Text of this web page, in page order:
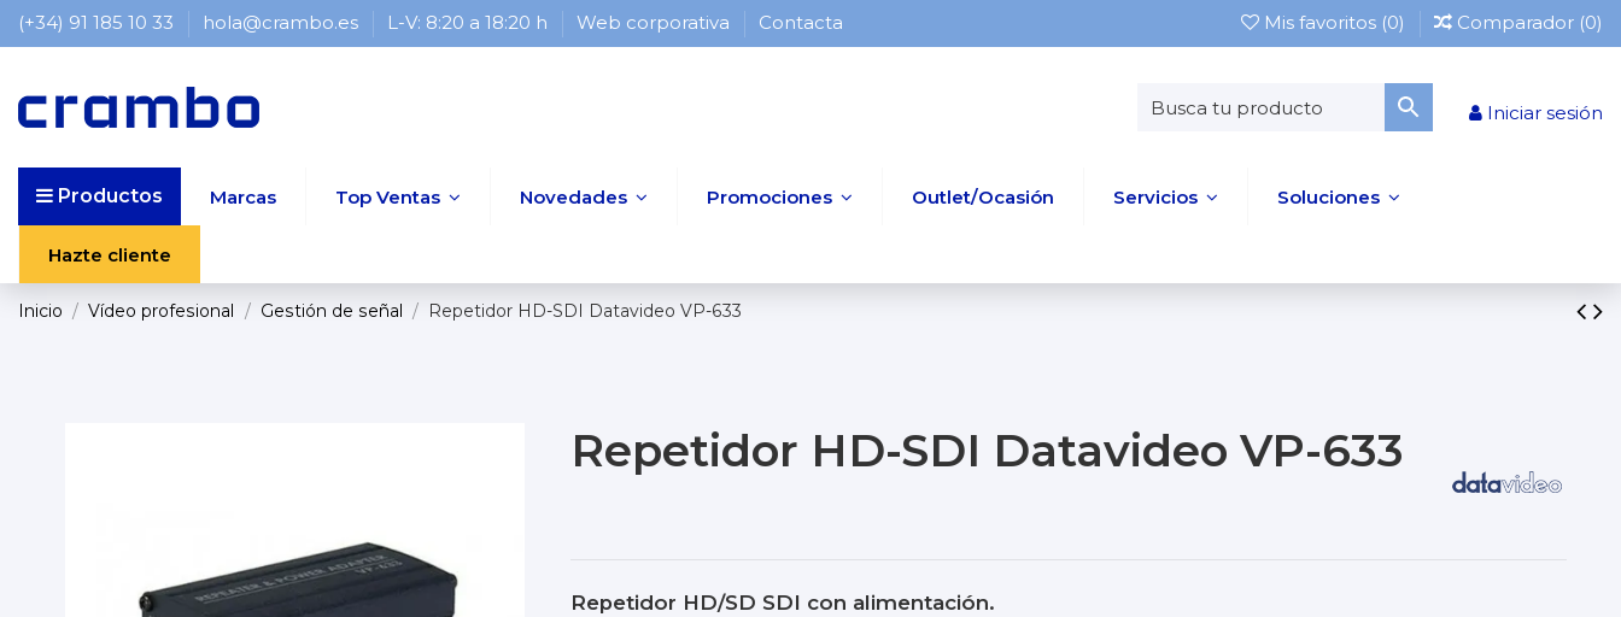
(+34) 91 185 10 33 hola@crambo.es L-V: 8:20 a 18:20 h Web corporativa Contacta Mis favoritos (0) Comparador (0)
Iniciar sesión
Productos Marcas Top Ventas Novedades Promociones Outlet/Ocasión Servicios Soluciones
Hazte cliente
Inicio Vídeo profesional Gestión de señal Repetidor HD-SDI Datavideo VP-633
Repetidor HD-SDI Datavideo VP-633
Repetidor HD/SD SDI con alimentación.